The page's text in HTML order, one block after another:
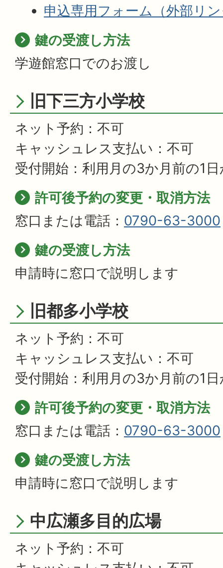
申込専用フォーム（外部リ
鍵の受渡し方法
学遊館窓口でのお渡し
旧下三方小学校
ネット予約：不可
キャッシュレス支払い：不可
受付開始：利用月の3か月前の1
許可後予約の変更・取消方法
窓口または電話： 0790-63-3000
鍵の受渡し方法
申請時に窓口で説明します
旧都多小学校
ネット予約：不可
キャッシュレス支払い：不可
受付開始：利用月の3か月前の1
許可後予約の変更・取消方法
窓口または電話： 0790-63-3000
鍵の受渡し方法
申請時に窓口で説明します
中広瀬多目的広場
ネット予約：不可